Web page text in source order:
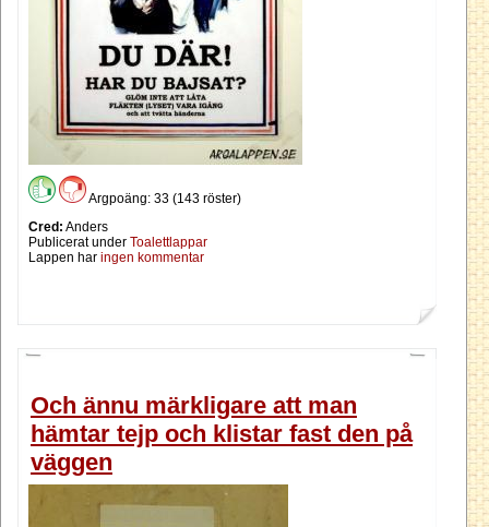
Argpoäng: 33 (143 röster)
Cred: Anders
Publicerat under Toalettlappar
Lappen har ingen kommentar
Och ännu märkligare att man
hämtar tejp och klistar fast den på
väggen